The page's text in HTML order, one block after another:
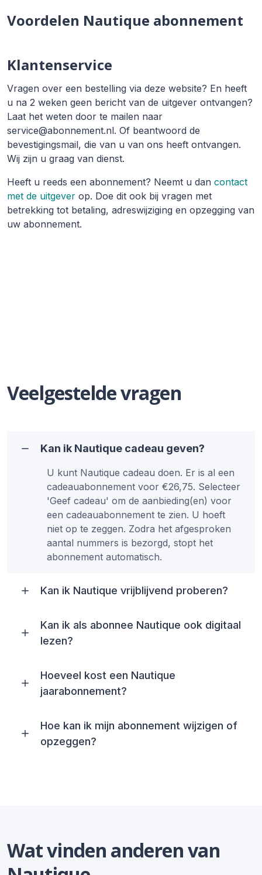
Voordelen Nautique abonnement
Klantenservice
Vragen over een bestelling via deze website? En heeft
u na 2 weken geen bericht van de uitgever ontvangen?
Laat het weten door te mailen naar
service@abonnement.nl. Of beantwoord de
bevestigingsmail, die van u van ons heeft ontvangen.
Wij zijn u graag van dienst.
Heeft u reeds een abonnement? Neemt u dan contact
met de uitgever op. Doe dit ook bij vragen met
betrekking tot betaling, adreswijziging en opzegging van
uw abonnement.
Veelgestelde vragen
Kan ik Nautique cadeau geven?
U kunt Nautique cadeau doen. Er is al een
cadeauabonnement voor €26,75. Selecteer
'Geef cadeau' om de aanbieding(en) voor
een cadeauabonnement te zien. U hoeft
niet op te zeggen. Zodra het afgesproken
aantal nummers is bezorgd, stopt het
abonnement automatisch.
Kan ik Nautique vrijblijvend proberen?
Kan ik als abonnee Nautique ook digitaal
lezen?
Hoeveel kost een Nautique
jaarabonnement?
Hoe kan ik mijn abonnement wijzigen of
opzeggen?
Wat vinden anderen van